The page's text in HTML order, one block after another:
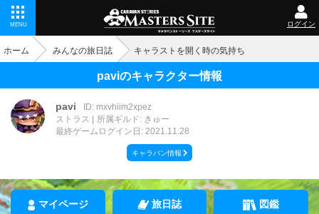
MENU ログイン
ホーム みんなの旅日誌 キャラストを開く時の気持ち
paviのキャラクター情報
pavi
ID: mxvhiim2xpez
ストラス
所属ギルド: きゅー
最終ゲームログイン日: 2021.11.28
キャラバン情報
マイページ 旅日誌 図鑑